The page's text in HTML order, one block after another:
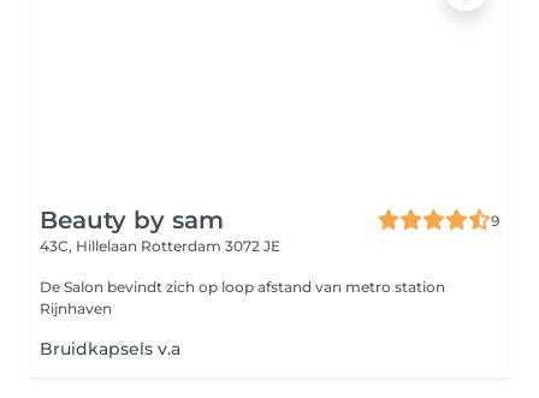
Beauty by sam
9
43C, Hillelaan Rotterdam 3072 JE
De Salon bevindt zich op loop afstand van metro station
Rijnhaven
Bruidkapsels v.a